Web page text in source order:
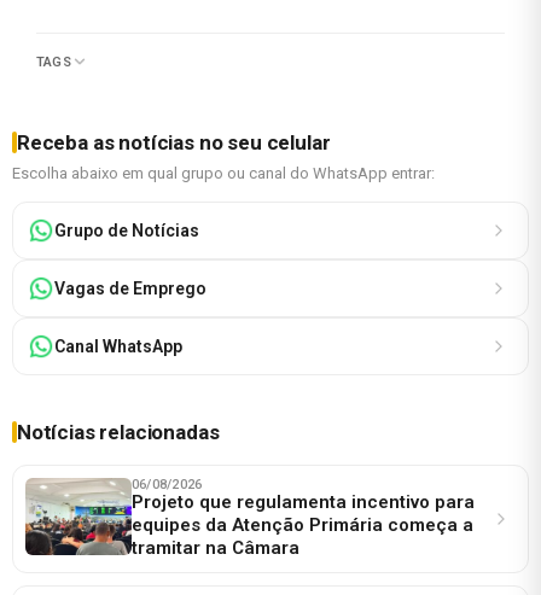
TAGS
Receba as notícias no seu celular
Escolha abaixo em qual grupo ou canal do WhatsApp entrar:
Grupo de Notícias
Vagas de Emprego
Canal WhatsApp
Notícias relacionadas
06/08/2026
Projeto que regulamenta incentivo para
equipes da Atenção Primária começa a
tramitar na Câmara